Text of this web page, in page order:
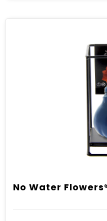
No Water